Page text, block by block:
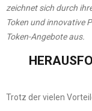
zeichnet sich durch
Token und innovative
Token-Angebote aus.
Trotz der vielen